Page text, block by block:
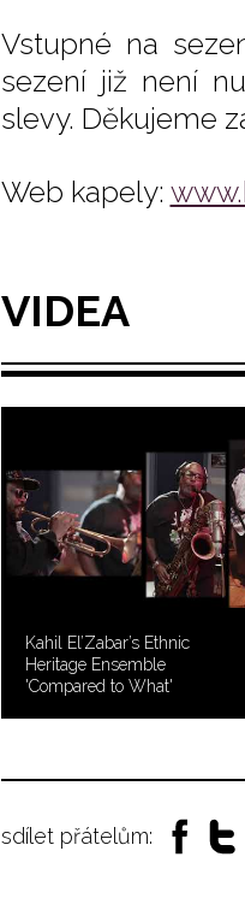
Vstupné na
sezení již není
slevy. Děkujeme
Web kapely:
VIDEA
Kahil El’Zabar’s Ethnic
Heritage Ensemble
'Compared to What'
sdílet přátelům: